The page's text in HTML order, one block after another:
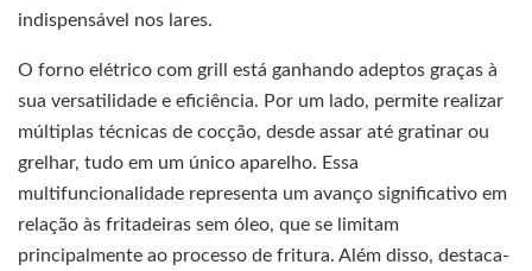
indispensável nos lares.
O forno elétrico com grill está ganhando adeptos graças à
sua versatilidade e eficiência. Por um lado, permite realizar
múltiplas técnicas de cocção, desde assar até gratinar ou
grelhar, tudo em um único aparelho. Essa
multifuncionalidade representa um avanço significativo em
relação às fritadeiras sem óleo, que se limitam
principalmente ao processo de fritura. Além disso, destaca-